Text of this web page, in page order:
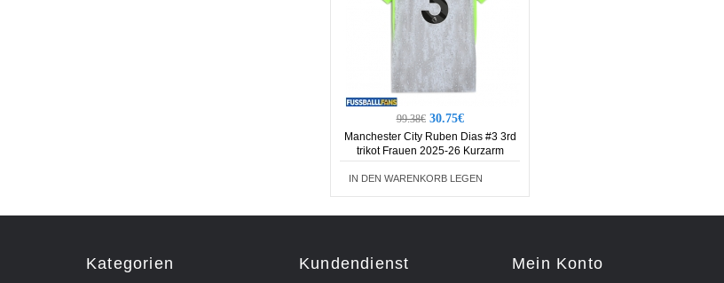
99.38€ 30.75€
Manchester City Ruben Dias #3 3rd
trikot Frauen 2025-26 Kurzarm
IN DEN WARENKORB LEGEN
Kategorien Kundendienst Mein Konto